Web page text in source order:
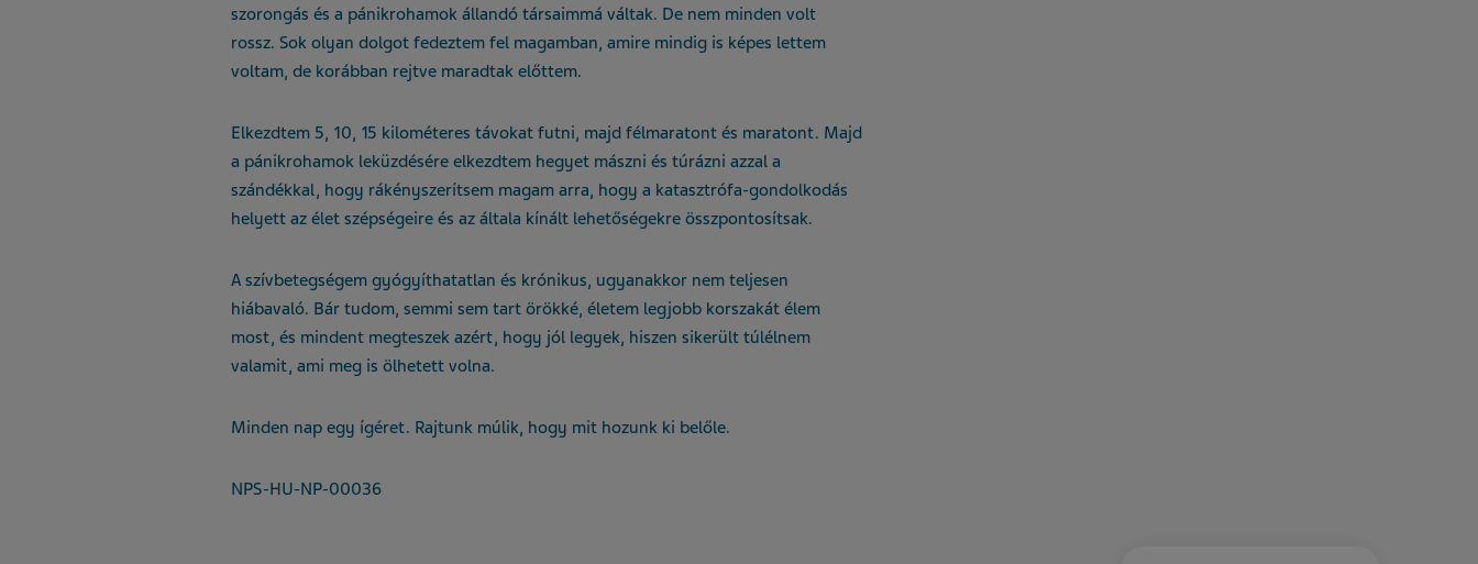
szorongás és a pánikrohamok állandó társaimmá váltak. De nem minden volt
rossz. Sok olyan dolgot fedeztem fel magamban, amire mindig is képes lettem
voltam, de korábban rejtve maradtak előttem.
Elkezdtem 5, 10, 15 kilométeres távokat futni, majd félmaratont és maratont. Majd
a pánikrohamok leküzdésére elkezdtem hegyet mászni és túrázni azzal a
szándékkal, hogy rákényszerítsem magam arra, hogy a katasztrófa-gondolkodás
helyett az élet szépségeire és az általa kínált lehetőségekre összpontosítsak.
A szívbetegségem gyógyíthatatlan és krónikus, ugyanakkor nem teljesen
hiábavaló. Bár tudom, semmi sem tart örökké, életem legjobb korszakát élem
most, és mindent megteszek azért, hogy jól legyek, hiszen sikerült túlélnem
valamit, ami meg is ölhetett volna.
Minden nap egy ígéret. Rajtunk múlik, hogy mit hozunk ki belőle.
NPS-HU-NP-00036